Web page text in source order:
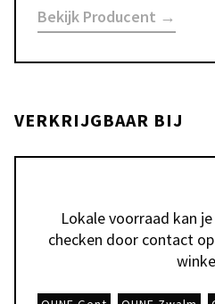
Bekijk Producent →
VERKRIJGBAAR BIJ
Lokale voorraad kan
checken door contact